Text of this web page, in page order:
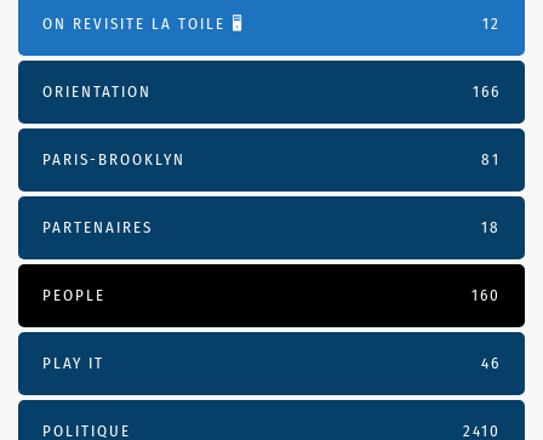
ON REVISITE LA TOILE 🖥️ 12
ORIENTATION 166
PARIS-BROOKLYN 81
PARTENAIRES 18
PEOPLE 160
PLAY IT 46
POLITIQUE 2410